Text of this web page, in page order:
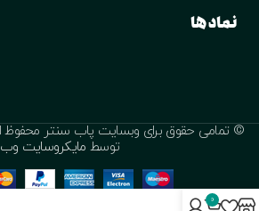
نماد ها
توسط مایکروسایت وب
0